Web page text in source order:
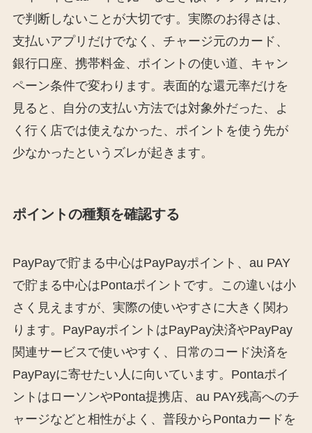
で判断しないことが大切です。実際のお得さは、
支払いアプリだけでなく、チャージ元のカード、
銀行口座、携帯料金、ポイントの使い道、キャン
ペーン条件で変わります。表面的な還元率だけを
見ると、自分の支払い方法では対象外だった、よ
く行く店では使えなかった、ポイントを使う先が
少なかったというズレが起きます。
ポイントの種類を確認する
PayPayで貯まる中心はPayPayポイント、au PAY
で貯まる中心はPontaポイントです。この違いは小
さく見えますが、実際の使いやすさに大きく関わ
ります。PayPayポイントはPayPay決済やPayPay
関連サービスで使いやすく、日常のコード決済を
PayPayに寄せたい人に向いています。Pontaポイ
ントはローソンやPonta提携店、au PAY残高へのチ
ャージなどと相性がよく、普段からPontaカードを